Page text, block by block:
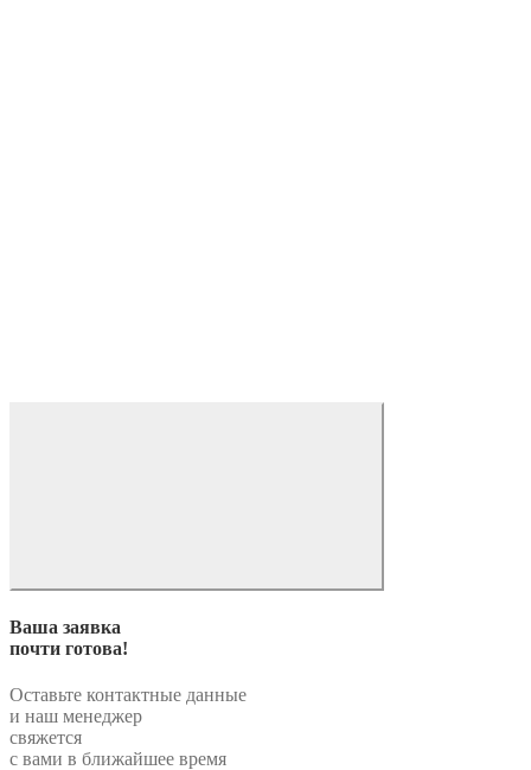
Ваша заявка
почти готова!
Оставьте контактные данные
и наш менеджер
свяжется
с вами в ближайшее время